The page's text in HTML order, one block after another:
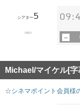
シアター5
196分
Michael/マイケル[字
☆シネマポイント会員様